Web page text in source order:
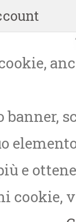
banner,
e
cookie,